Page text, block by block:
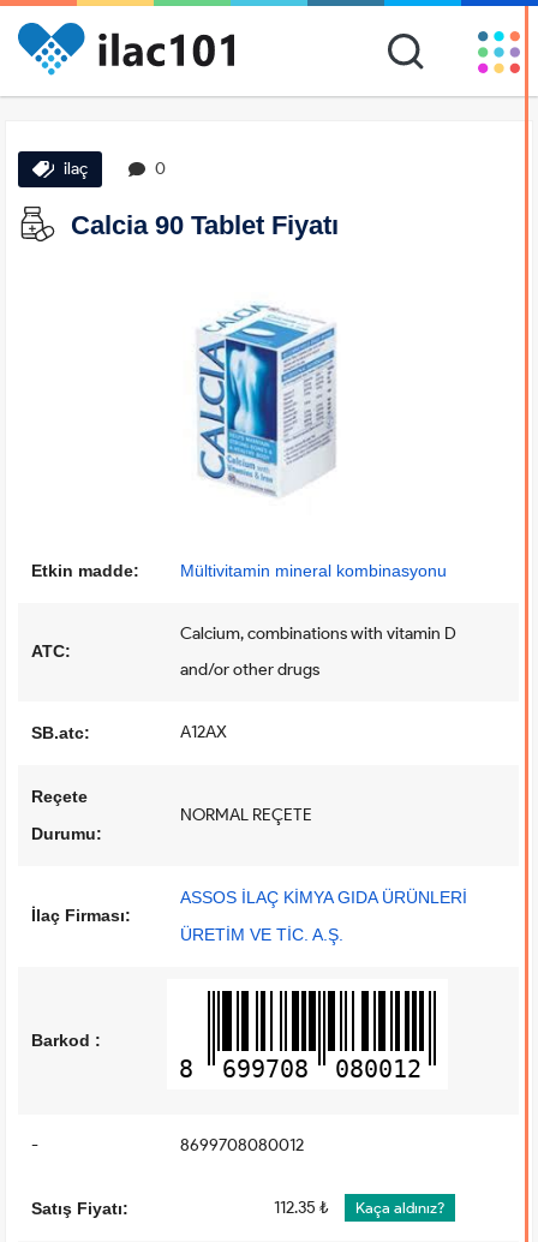
ilaç 0
Calcia 90 Tablet Fiyatı
Etkin madde: Mültivitamin mineral kombinasyonu
ATC:
Calcium, combinations with vitamin D
and/or other drugs
SB.atc: A12AX
Reçete
Durumu:
NORMAL REÇETE
İlaç Firması:
ASSOS İLAÇ KİMYA GIDA ÜRÜNLERİ
ÜRETİM VE TİC. A.Ş.
Barkod :
8 699708 080012
- 8699708080012
Satış Fiyatı: 112.35 ₺ Kaça aldınız?